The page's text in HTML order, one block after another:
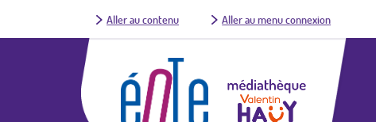
Aller au contenu Aller au menu connexion